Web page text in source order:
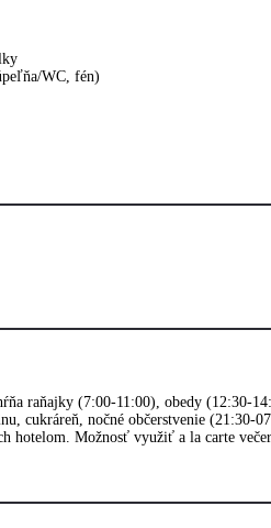
WC, fén)
raňajky (7:00-11:00), obedy (12:30-
cukráreň, nočné občerstvenie (21:30-
hotelom. Možnosť využiť a la carte